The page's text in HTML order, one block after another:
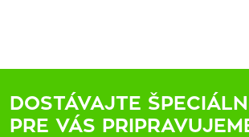
DOSTÁVAJTE
PRE VÁS